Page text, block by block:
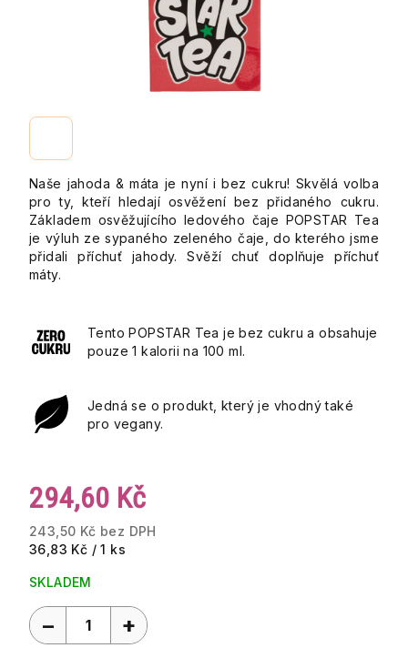
Naše jahoda & máta je nyní i bez cukru! Skvělá volba
pro ty, kteří hledají osvěžení bez přidaného cukru.
Základem osvěžujícího ledového čaje POPSTAR Tea
je výluh ze sypaného zeleného čaje, do kterého jsme
přidali příchuť jahody. Svěží chuť doplňuje příchuť
máty.
Tento POPSTAR Tea je bez cukru a obsahuje
pouze 1 kalorii na 100 ml.
Jedná se o produkt, který je vhodný také
pro vegany.
294,60 Kč
243,50 Kč bez DPH
Měrná
36,83 Kč / 1 ks
SKLADEM
+
−